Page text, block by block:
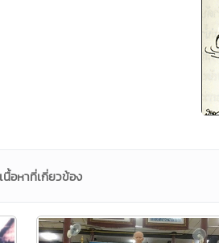
นื้อหาที่เกี่ยวข้อง